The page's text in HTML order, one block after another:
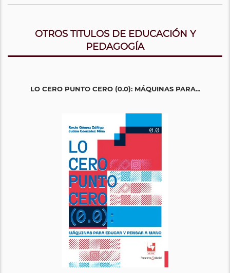
OTROS TITULOS DE EDUCACIÓN Y
PEDAGOGÍA
LO CERO PUNTO CERO (0.0): MÁQUINAS PARA...